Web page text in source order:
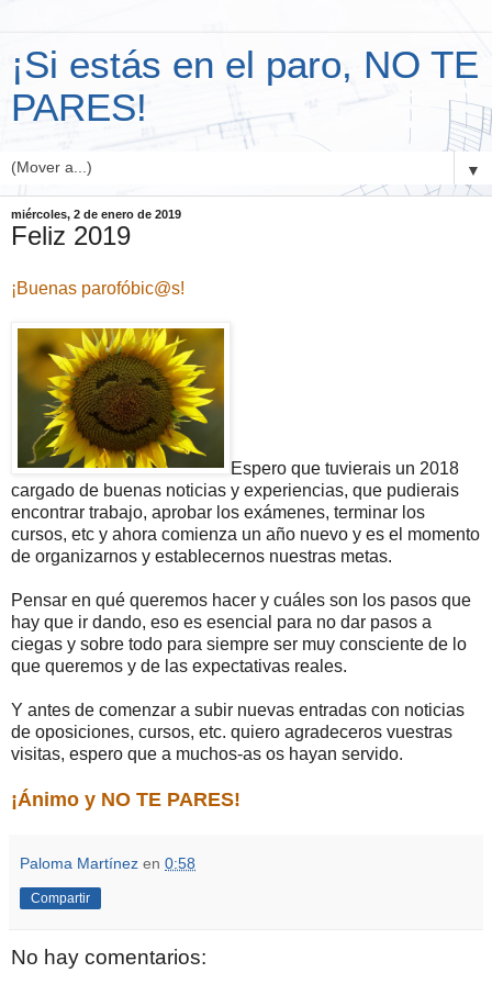
¡Si estás en el paro, NO TE
PARES!
▼
miércoles, 2 de enero de 2019
Feliz 2019
¡Buenas parofóbic@s!
Espero que tuvierais un 2018
cargado de buenas noticias y experiencias, que pudierais
encontrar trabajo, aprobar los exámenes, terminar los
cursos, etc y ahora comienza un año nuevo y es el momento
de organizarnos y establecernos nuestras metas.
Pensar en qué queremos hacer y cuáles son los pasos que
hay que ir dando, eso es esencial para no dar pasos a
ciegas y sobre todo para siempre ser muy consciente de lo
que queremos y de las expectativas reales.
Y antes de comenzar a subir nuevas entradas con noticias
de oposiciones, cursos, etc. quiero agradeceros vuestras
visitas, espero que a muchos-as os hayan servido.
¡Ánimo y NO TE PARES!
Paloma Martínez en 0:58
Compartir
No hay comentarios: